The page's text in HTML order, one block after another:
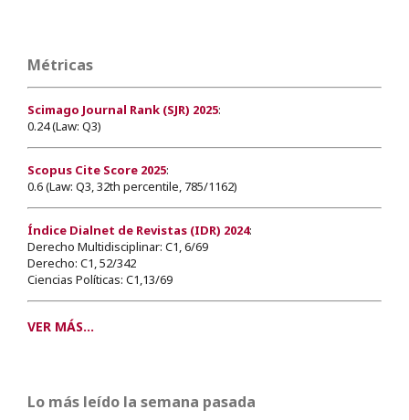
Métricas
Scimago Journal Rank (SJR) 2025:
0.24 (Law: Q3)
Scopus Cite Score 2025:
0.6 (Law: Q3, 32th percentile, 785/1162)
Índice Dialnet de Revistas (IDR) 2024:
Derecho Multidisciplinar: C1, 6/69
Derecho: C1, 52/342
Ciencias Políticas: C1,13/69
VER MÁS...
Lo más leído la semana pasada